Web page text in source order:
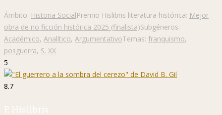
Ámbito: Historia SocialPremio Hislibris literatura histórica: Mejor
obra de no ficción histórica 2025 (finalista)Subgéneros:
Académico, Analítico, ArgumentativoTemas: franquismo,
posguerra, S. XX
5
8.7
P. Hislibris